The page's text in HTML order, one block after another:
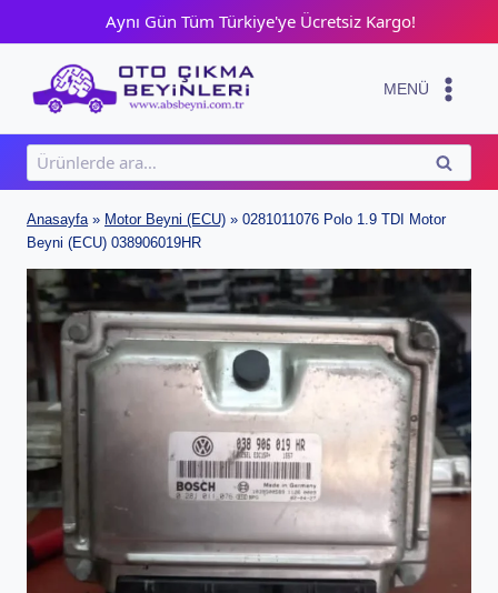
content
Aynı Gün Tüm Türkiye'ye Ücretsiz Kargo!
MENÜ
Ara:
ARA
Anasayfa» Motor Beyni (ECU) » 0281011076 Polo 1.9 TDI Motor
Beyni (ECU) 038906019HR